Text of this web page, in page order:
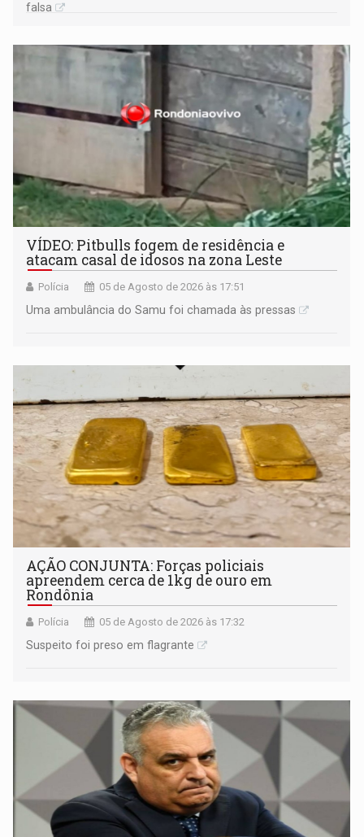
falsa
VÍDEO: Pitbulls fogem de residência e
atacam casal de idosos na zona Leste
Polícia 05 de Agosto de 2026 às 17:51
Uma ambulância do Samu foi chamada às pressas
AÇÃO CONJUNTA: Forças policiais
apreendem cerca de 1kg de ouro em
Rondônia
Polícia 05 de Agosto de 2026 às 17:32
Suspeito foi preso em flagrante